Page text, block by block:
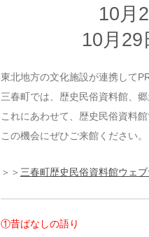
10月
10月
東北地方の文化施設が連携して
三春町では、歴史民俗資料館、
これにあわせて、歴史民俗資料
この機会にぜひご来館ください。
＞＞ 三春町歴史民俗資料館ウェブ
①昔ばなしの語り